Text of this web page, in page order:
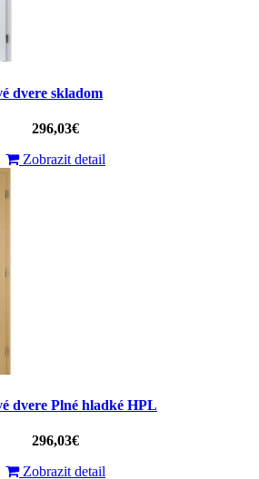
dvere skladom
296,03€
Zobrazit detail
​​dvere Plné hladké HPL
296,03€
Zobrazit detail